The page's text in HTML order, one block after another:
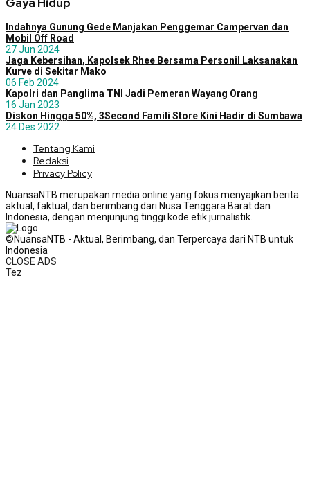
Indahnya Gunung Gede Manjakan Penggemar Campervan dan
Mobil Off Road
27 Jun 2024
Jaga Kebersihan, Kapolsek Rhee Bersama Personil Laksanakan
Kurve di Sekitar Mako
06 Feb 2024
Kapolri dan Panglima TNI Jadi Pemeran Wayang Orang
16 Jan 2023
Diskon Hingga 50%, 3Second Famili Store Kini Hadir di Sumbawa
24 Des 2022
Tentang Kami
Redaksi
Privacy Policy
NuansaNTB merupakan media online yang fokus menyajikan berita
aktual, faktual, dan berimbang dari Nusa Tenggara Barat dan
Indonesia, dengan menjunjung tinggi kode etik jurnalistik.
©NuansaNTB - Aktual, Berimbang, dan Terpercaya dari NTB untuk
Indonesia
CLOSE ADS
Tez